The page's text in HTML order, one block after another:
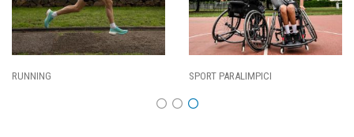
PARALIMPICI CALCIO